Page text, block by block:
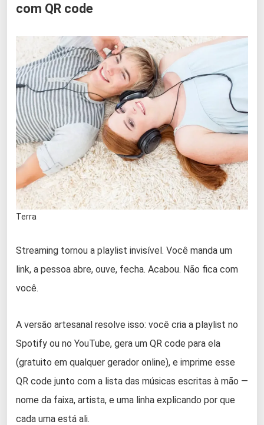
com QR code
Terra
Streaming tornou a playlist invisível. Você manda um
link, a pessoa abre, ouve, fecha. Acabou. Não fica com
você.
A versão artesanal resolve isso: você cria a playlist no
Spotify ou no YouTube, gera um QR code para ela
(gratuito em qualquer gerador online), e imprime esse
QR code junto com a lista das músicas escritas à mão —
nome da faixa, artista, e uma linha explicando por que
cada uma está ali.